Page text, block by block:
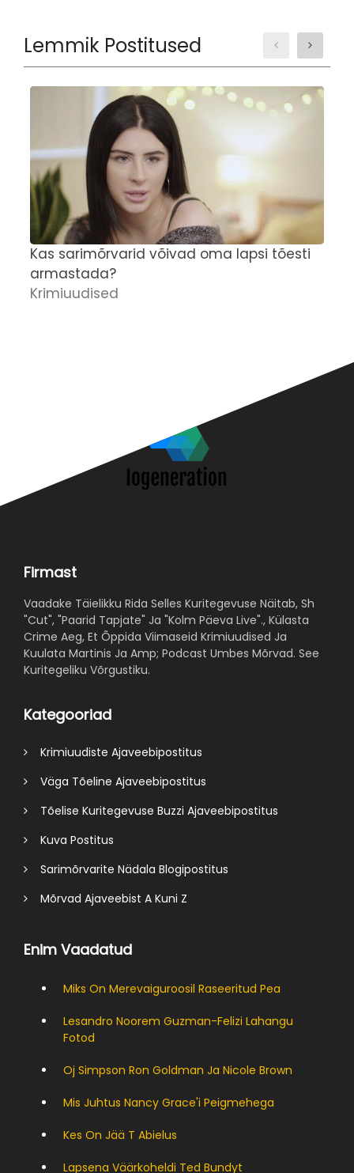
Lemmik Postitused
Kas sarimõrvarid võivad oma lapsi tõesti
armastada?
Krimiuudised
Firmast
Vaadake Täielikku Rida Selles Kuritegevuse Näitab, Sh
"Cut", "Paarid Tapjate" Ja "Kolm Päeva Live"., Külasta
Crime Aeg, Et Õppida Viimaseid Krimiuudised Ja
Kuulata Martinis Ja Amp; Podcast Umbes Mõrvad. See
Kuritegeliku Võrgustiku.
Kategooriad
Krimiuudiste Ajaveebipostitus
Väga Tõeline Ajaveebipostitus
Tõelise Kuritegevuse Buzzi Ajaveebipostitus
Kuva Postitus
Sarimõrvarite Nädala Blogipostitus
Mõrvad Ajaveebist A Kuni Z
Enim Vaadatud
Miks On Merevaiguroosil Raseeritud Pea
Lesandro Noorem Guzman-Felizi Lahangu
Fotod
Oj Simpson Ron Goldman Ja Nicole Brown
Mis Juhtus Nancy Grace'i Peigmehega
Kes On Jää T Abielus
Lapsena Väärkoheldi Ted Bundyt